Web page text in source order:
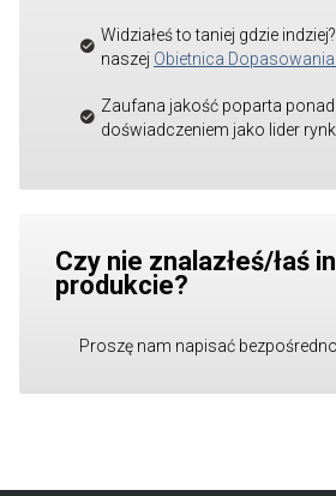
Widziałeś to taniej gdzie
naszej Obietnica Dopasowania
Zaufana jakość poparta
doświadczeniem jako lider
Czy nie znalazłeś/łaś
produkcie?
Proszę nam napisać bezpośredno.